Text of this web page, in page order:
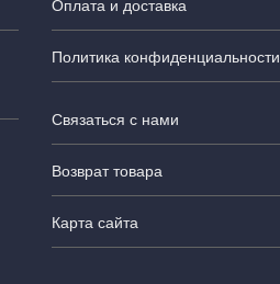
Оплата и доставка
Политика конфиденциальности
Связаться с нами
Возврат товара
Карта сайта